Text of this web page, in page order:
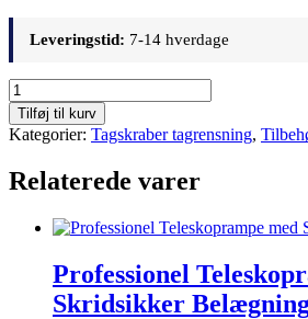
Leveringstid: 7-14 hverdage
SkyVac
Tagskraber
Dobbelthoved
antal
Tilføj til kurv
Kategorier: Tagskraber tagrensning,
Relaterede varer
Professionel
Skridsikker